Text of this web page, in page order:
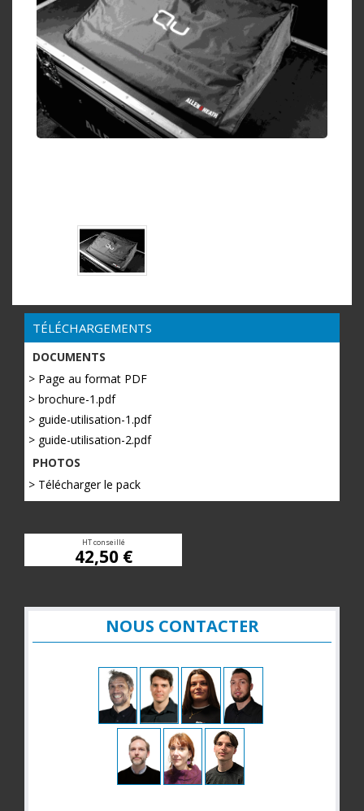
TÉLÉCHARGEMENTS
DOCUMENTS
> Page au format PDF
> brochure-1.pdf
> guide-utilisation-1.pdf
> guide-utilisation-2.pdf
PHOTOS
> Télécharger le pack
HT conseillé
42,50 €
NOUS CONTACTER